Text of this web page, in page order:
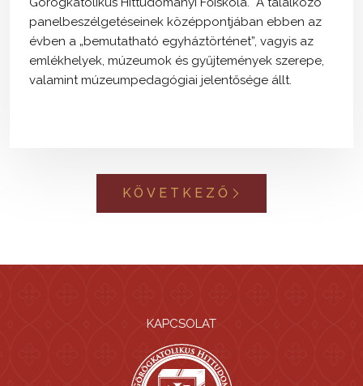
panelbeszélgetéseinek középpontjában ebben az
évben a „bemutatható egyháztörténet”, vagyis az
emlékhelyek, múzeumok és gyűjtemények szerepe,
valamint múzeumpedagógiai jelentősége állt.
KÖVETKEZŐ
KAPCSOLAT